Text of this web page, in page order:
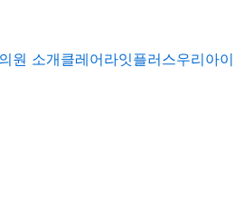
원 소개클레어라잇플러스우리아이